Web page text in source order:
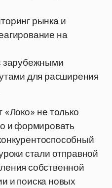
рынка и
на
зарубежными
для расширения
«Локо» не только
и формировать
стали отправной
собственной
и поиска новых